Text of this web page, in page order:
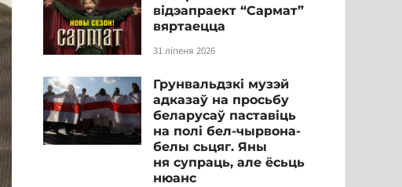
відэапраект “Сармат”
вяртаецца
31 ліпеня 2026
Грунвальдзкі музэй
адказаў на просьбу
беларусаў паставіць
на полі бел-чырвона-
белы сьцяг. Яны
ня супраць, але ёсьць
нюанс